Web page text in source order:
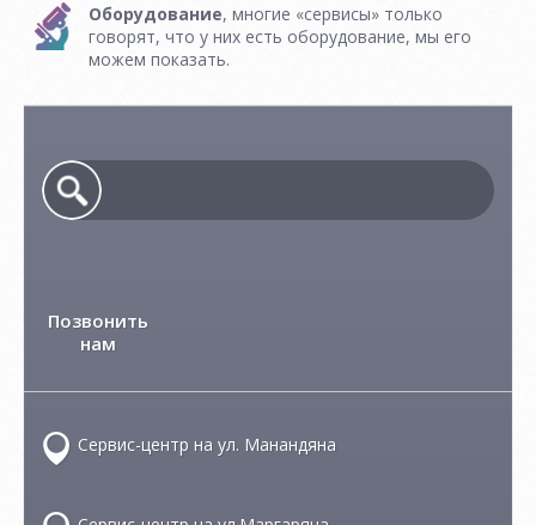
Оборудование, многие «сервисы» только
говорят, что у них есть оборудование, мы его
можем показать.
Позвонить
нам
Сервис-центр на ул. Манандяна